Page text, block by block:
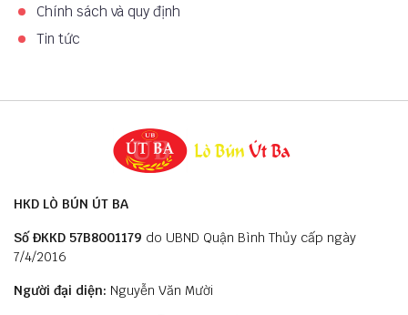
Chính sách và quy định
Tin tức
HKD LÒ BÚN ÚT BA
Số ĐKKD 57B8001179 do UBND Quận Bình Thủy cấp ngày
7/4/2016
Người đại diện: Nguyễn Văn Mười